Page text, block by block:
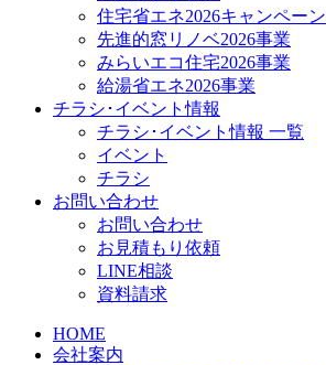
住宅省エネ2026キャンペーン
先進的窓リノベ2026事業
みらいエコ住宅2026事業
給湯省エネ2026事業
チラシ･イベント情報
チラシ･イベント情報 一覧
イベント
チラシ
お問い合わせ
お問い合わせ
お見積もり依頼
LINE相談
資料請求
HOME
会社案内